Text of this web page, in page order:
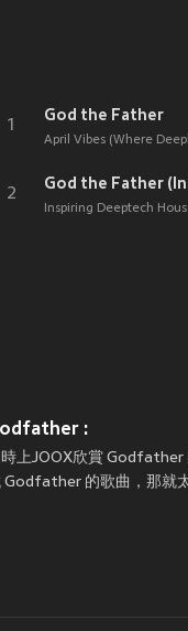
1
God the Father
April Vibes (Where
2
God the Father
Inspiring Deeptech
:
時上JOOX欣賞
Godfather 的歌曲，那就